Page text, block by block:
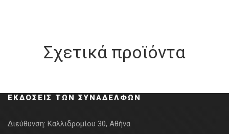
Σχετικά προϊόντα
ΕΚΔΌΣΕΙΣ ΤΩΝ ΣΥΝΑΔΈΛΦΩΝ
Διεύθυνση: Καλλιδρομίου 30, Αθήνα